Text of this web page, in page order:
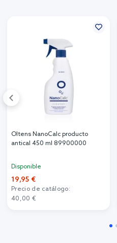
Oltens NanoCalc producto
antical 450 ml 89900000
Disponible
19,95 €
Precio de catálogo:
40,00 €